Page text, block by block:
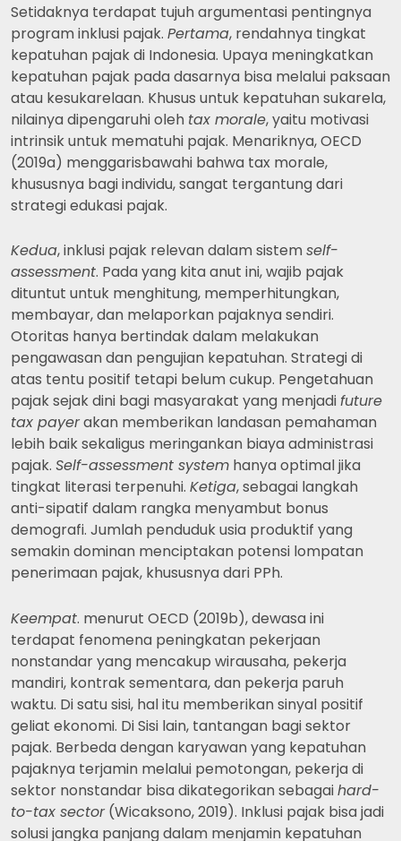
Setidaknya terdapat tujuh argumentasi pentingnya
program inklusi pajak. Pertama, rendahnya tingkat
kepatuhan pajak di Indonesia. Upaya meningkatkan
kepatuhan pajak pada dasarnya bisa melalui paksaan
atau kesukarelaan. Khusus untuk kepatuhan sukarela,
nilainya dipengaruhi oleh tax morale, yaitu motivasi
intrinsik untuk mematuhi pajak. Menariknya, OECD
(2019a) menggarisbawahi bahwa tax morale,
khususnya bagi individu, sangat tergantung dari
strategi edukasi pajak.
Kedua, inklusi pajak relevan dalam sistemself-
assessment. Pada yang kita anut ini, wajib pajak
dituntut untuk menghitung, memperhitungkan,
membayar, dan melaporkan pajaknya sendiri.
Otoritas hanya bertindak dalam melakukan
pengawasan dan pengujian kepatuhan. Strategi di
atas tentu positif tetapi belum cukup. Pengetahuan
pajak sejak dini bagi masyarakat yang menjadifuture
tax payerakan memberikan landasan pemahaman
lebih baik sekaligus meringankan biaya administrasi
pajak. Self-assessment system hanya optimal jika
tingkat literasi terpenuhi. Ketiga, sebagai langkah
anti-sipatif dalam rangka menyambut bonus
demografi. Jumlah penduduk usia produktif yang
semakin dominan menciptakan potensi lompatan
penerimaan pajak, khususnya dari PPh.
Keempat. menurut OECD (2019b), dewasa ini
terdapat fenomena peningkatan pekerjaan
nonstandar yang mencakup wirausaha, pekerja
mandiri, kontrak sementara, dan pekerja paruh
waktu. Di satu sisi, hal itu memberikan sinyal positif
geliat ekonomi. Di Sisi lain, tantangan bagi sektor
pajak. Berbeda dengan karyawan yang kepatuhan
pajaknya terjamin melalui pemotongan, pekerja di
sektor nonstandar bisa dikategorikan sebagaihard-
to-tax sector(Wicaksono, 2019). Inklusi pajak bisa jadi
solusi jangka panjang dalam menjamin kepatuhan